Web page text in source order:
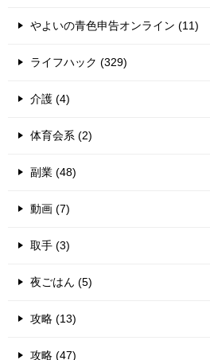
やよいの青色申告オンライン (11)
ライフハック (329)
介護 (4)
体育会系 (2)
副業 (48)
動画 (7)
取手 (3)
夜ごはん (5)
攻略 (13)
攻略 (47)